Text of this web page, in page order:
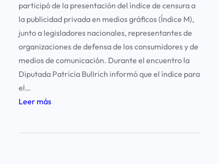
participó de la presentación del índice de censura a
la publicidad privada en medios gráficos (Índice M),
junto a legisladores nacionales, representantes de
organizaciones de defensa de los consumidores y de
medios de comunicación. Durante el encuentro la
Diputada Patricia Bullrich informó que el índice para
el…
Leer más: